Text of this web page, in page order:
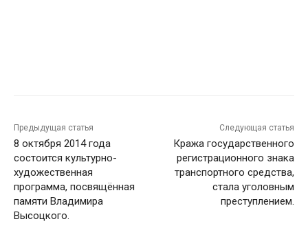
Предыдущая статья
8 октября 2014 года
состоится культурно-
художественная
программа, посвящённая
памяти Владимира
Высоцкого.
Следующая статья
Кража государственного
регистрационного знака
транспортного средства,
стала уголовным
преступлением.